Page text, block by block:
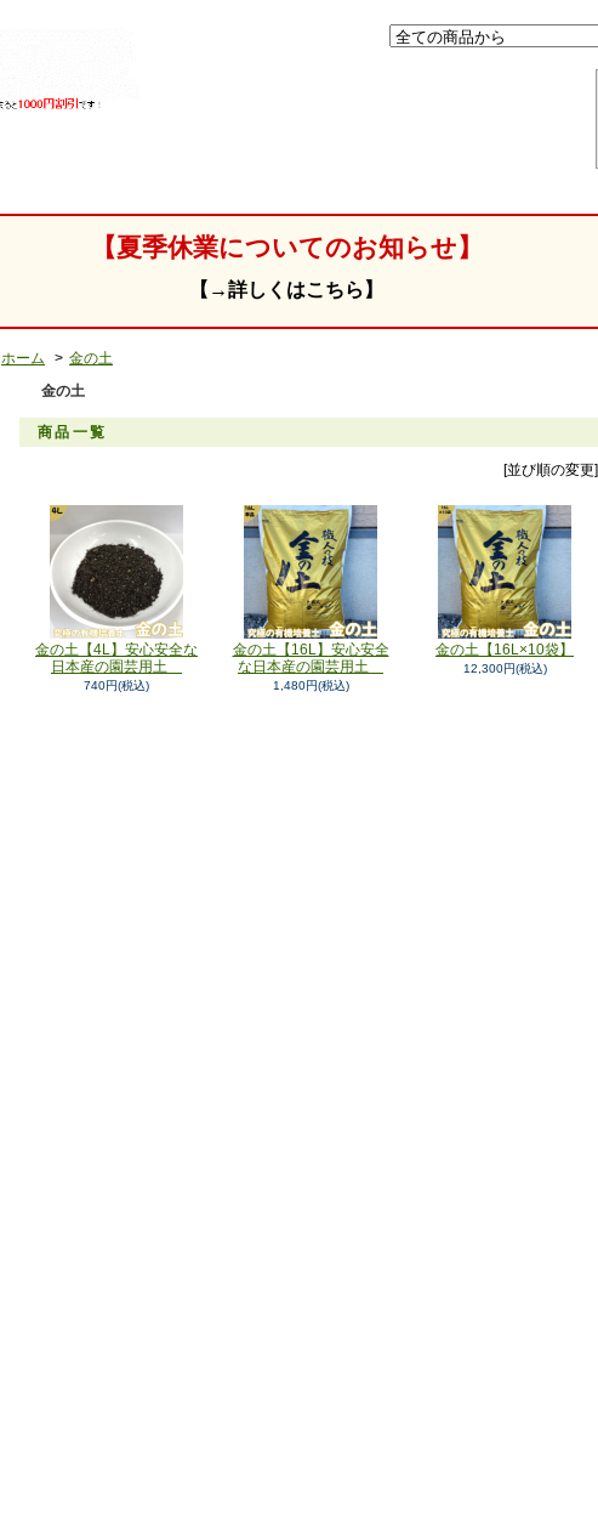
【夏季休業についてのお知らせ】
【→詳しくはこちら】
ホーム > 金の土
金の土
商品一覧
[並び順の変更]
金の土【4L】安心安全な
日本産の園芸用土
740円(税込)
金の土【16L】安心安全
な日本産の園芸用土
1,480円(税込)
金の土【16L×10袋】
12,300円(税込)